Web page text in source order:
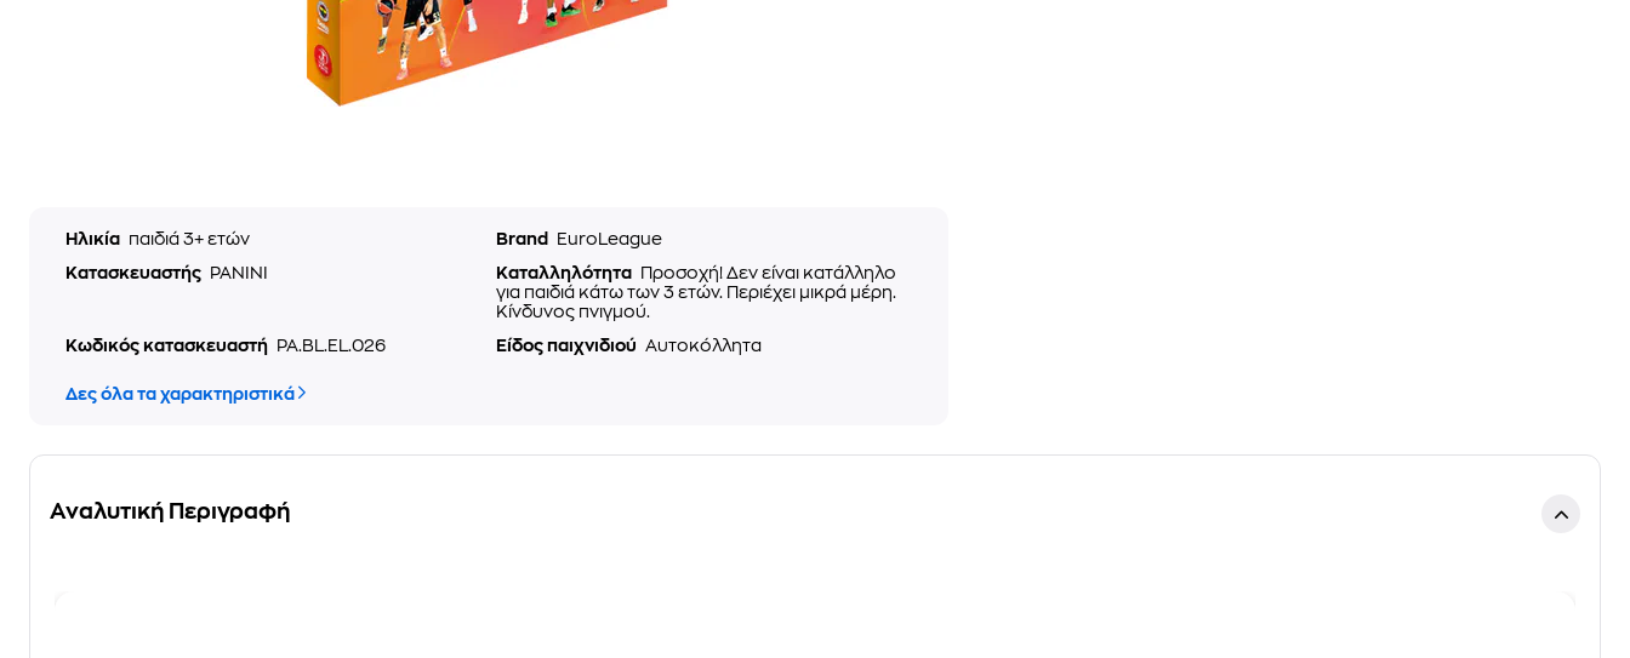
Ηλικία παιδιά 3+ ετών Brand
EuroLeague
Κατασκευαστής
PANINI Καταλληλότητα
Προσοχή! Δεν είναι κατάλληλο
για παιδιά κάτω των 3 ετών. Περιέχει μικρά μέρη.
Κίνδυνος πνιγμού.
Κωδικός κατασκευαστή
PA.BL.EL.026 Είδος παιχνιδιού Αυτοκόλλητα
Δες όλα τα χαρακτηριστικά
Αναλυτική Περιγραφή